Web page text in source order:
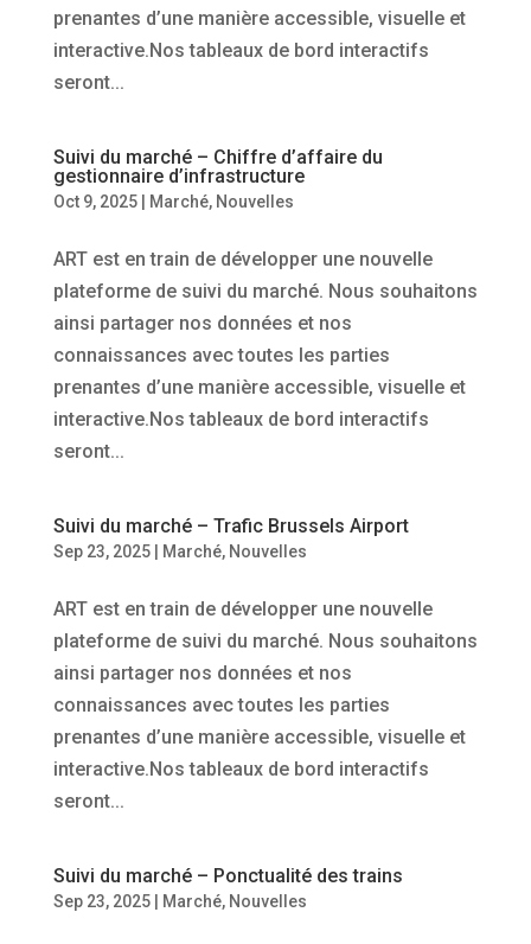
prenantes d’une manière accessible, visuelle et
interactive.Nos tableaux de bord interactifs
seront...
Suivi du marché – Chiffre d’affaire du
gestionnaire d’infrastructure
Oct 9, 2025| Marché, Nouvelles
ART est en train de développer une nouvelle
plateforme de suivi du marché. Nous souhaitons
ainsi partager nos données et nos
connaissances avec toutes les parties
prenantes d’une manière accessible, visuelle et
interactive.Nos tableaux de bord interactifs
seront...
Suivi du marché – Trafic Brussels Airport
Sep 23, 2025| Marché, Nouvelles
ART est en train de développer une nouvelle
plateforme de suivi du marché. Nous souhaitons
ainsi partager nos données et nos
connaissances avec toutes les parties
prenantes d’une manière accessible, visuelle et
interactive.Nos tableaux de bord interactifs
seront...
Suivi du marché – Ponctualité des trains
Sep 23, 2025| Marché, Nouvelles